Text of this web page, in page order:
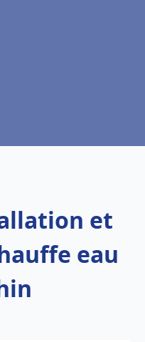
et
eau